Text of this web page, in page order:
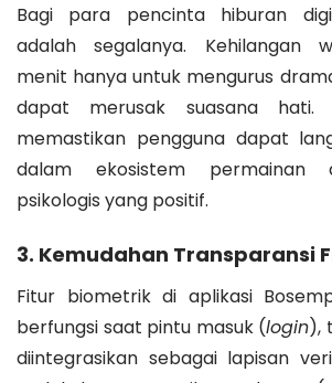
Bagi para pencinta hiburan
adalah segalanya. Kehilangan
menit hanya untuk mengurus
dapat merusak suasana hati.
memastikan pengguna dapat
dalam ekosistem permainan
psikologis yang positif.
3. Kemudahan Transparansi
Fitur biometrik di aplikasi
berfungsi saat pintu masuk (login),
diintegrasikan sebagai lapisan